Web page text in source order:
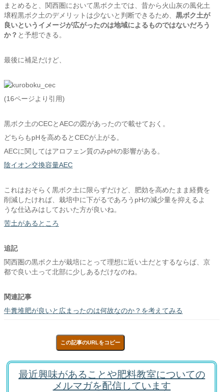
まとめると、関西圏において黒ボク土では、昔から火山灰の風化土
壌程黒ボク土のデメリットは少ないと判断できるため、 黒ボク土が
良いというイメージが広がったのは地域によるものではないだろう
か？ と予想できる。
最後に補足だけど、
(16ページより引用)
黒ボク土のCECとAECの図があったので載せておく。
どちらもpHを高めるとCECが上がる。
AECに関してはアロフェン質のみpHの影響がある。
陰イオン交換容量AEC
これはおそらく黒ボク土に限らずだけど、肥効を高めたまま経費を
削減したければ、栽培中に下がるであろうpHの減少量を抑えるよ
うな仕込みはしておいた方が良いね。
苦土があるところ
追記
関西圏の黒ボク土が栽培にとって理想に近い土だとするならば、京
都で良い土って北部に少しあるだけなのね。
関連記事
牛糞堆肥が良いと広まったのは何故なのか？を考えてみる
この記事のURLをコピー
最近興味があることや肥料教室についての
メルマガを配信しています